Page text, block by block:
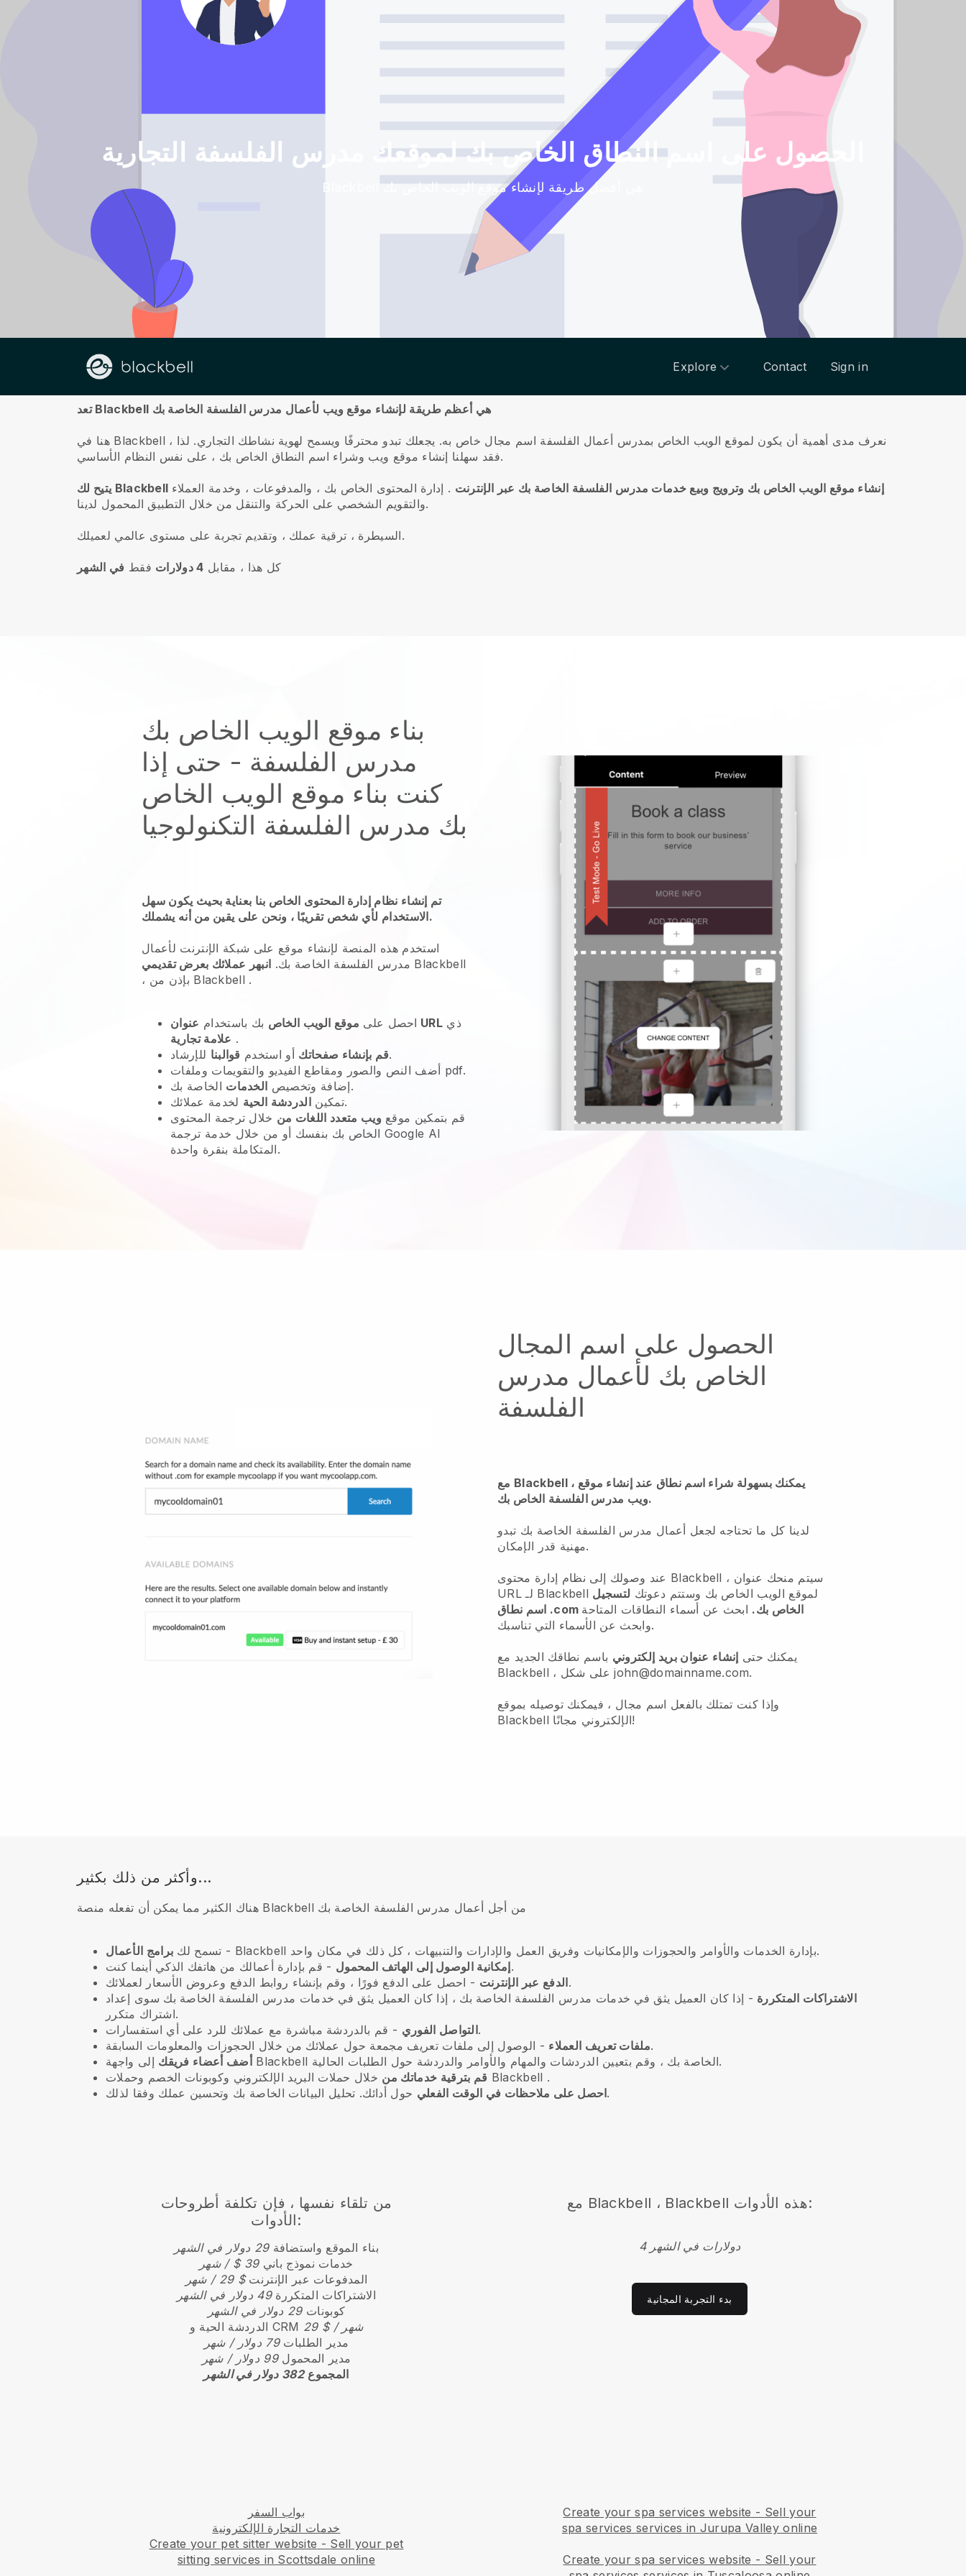
الحصول على اسم النطاق الخاص بك لموقعك مدرس الفلسفة التجارية
Blackbell هي أفضل طريقة لإنشاء موقع الويب الخاص بك
Explore Contact Sign in
معلومات عنا
تعد Blackbell هي أعظم طريقة لإنشاء موقع ويب لأعمال مدرس الفلسفة الخاصة بك
هنا في Blackbell نعرف مدى أهمية أن يكون لموقع الويب الخاص بمدرس أعمال الفلسفة اسم مجال خاص به. يجعلك تبدو محترفًا ويسمح لهوية نشاطك التجاري. لذا ،
فقد سهلنا إنشاء موقع ويب وشراء اسم النطاق الخاص بك ، على نفس النظام الأساسي.
يتيح لك Blackbell إنشاء موقع الويب الخاص بك وترويج وبيع خدمات مدرس الفلسفة الخاصة بك عبر الإنترنت . إدارة المحتوى الخاص بك ، والمدفوعات ، وخدمة العملاء
والتقويم الشخصي على الحركة والتنقل من خلال التطبيق المحمول لدينا.
السيطرة ، ترقية عملك ، وتقديم تجربة على مستوى عالمي لعميلك.
كل هذا ، مقابل 4 دولارات فقط في الشهر
بناء موقع الويب الخاص بك
مدرس الفلسفة - حتى إذا
كنت بناء موقع الويب الخاص
بك مدرس الفلسفة التكنولوجيا
تم إنشاء نظام إدارة المحتوى الخاص بنا بعناية بحيث يكون سهل
الاستخدام لأي شخص تقريبًا ، ونحن على يقين من أنه يشملك.
استخدم هذه المنصة لإنشاء موقع على شبكة الإنترنت لأعمال
مدرس الفلسفة الخاصة بك. انبهر عملائك بعرض تقديمي
Blackbell
Blackbell .
احصل على موقع الويب الخاص بك باستخدام عنوان URL ذي
علامة تجارية .
قم بإنشاء صفحاتك أو استخدم قوالبنا
للإرشاد.
أضف النص والصور ومقاطع الفيديو والتقويمات وملفات pdf.
إضافة وتخصيص الخدمات
الخاصة بك.
تمكين الدردشة الحية
لخدمة عملائك.
قم بتمكين موقع ويب متعدد اللغات من خلال ترجمة المحتوى
الخاص بك بنفسك أو من خلال خدمة ترجمة Google AI
المتكاملة بنقرة واحدة.
الحصول على اسم المجال
الخاص بك لأعمال مدرس
الفلسفة
مع Blackbell ، يمكنك بسهولة شراء اسم نطاق عند إنشاء موقع
ويب مدرس الفلسفة الخاص بك.
لدينا كل ما تحتاجه لجعل أعمال مدرس الفلسفة الخاصة بك تبدو
مهنية قدر الإمكان.
عند وصولك إلى نظام إدارة محتوى Blackbell ، سيتم منحك عنوان
URL لـ Blackbell لموقع الويب الخاص بك وستتم دعوتك لتسجيل
اسم نطاق .com الخاص بك. ابحث عن أسماء النطاقات المتاحة
وابحث عن الأسماء التي تناسبك.
يمكنك حتى إنشاء عنوان بريد إلكتروني باسم نطاقك الجديد مع
Blackbell ، على شكل john@domainname.com.
وإذا كنت تمتلك بالفعل اسم مجال ، فيمكنك توصيله بموقع
Blackbell الإلكتروني مجانًا!
وأكثر من ذلك بكثير...
هناك الكثير مما يمكن أن تفعله منصة Blackbell من أجل أعمال مدرس الفلسفة الخاصة بك
تسمح لك برامج الأعمال
- Blackbell بإدارة الخدمات والأوامر والحجوزات والإمكانيات وفريق العمل والإدارات والتنبيهات ، كل ذلك في مكان واحد.
إمكانية الوصول إلى الهاتف المحمول- قم بإدارة أعمالك من هاتفك الذكي أينما كنت.
الدفع عبر الإنترنت- احصل على الدفع فورًا ، وقم بإنشاء روابط الدفع وعروض الأسعار لعملائك.
الاشتراكات المتكررة - إذا كان العميل يثق في خدمات مدرس الفلسفة الخاصة بك ، إذا كان العميل يثق في خدمات مدرس الفلسفة الخاصة بك سوى إعداد
اشتراك متكرر.
التواصل الفوري- قم بالدردشة مباشرة مع عملائك للرد على أي استفسارات.
ملفات تعريف العملاء- الوصول إلى ملفات تعريف مجمعة حول عملائك من خلال الحجوزات والمعلومات السابقة.
أضف أعضاء فريقك
إلى واجهة Blackbell الخاصة بك ، وقم بتعيين الدردشات والمهام والأوامر والدردشة حول الطلبات الحالية.
قم بترقية خدماتك من Blackbell .
احصل على ملاحظات في الوقت الفعليحول أدائك. تحليل البيانات الخاصة بك وتحسين عملك وفقا لذلك.
من تلقاء نفسها ، فإن تكلفة أطروحات
الأدوات:
بناء الموقع واستضافة29 دولار في الشهر
خدمات نموذج باني39 $ / شهر
المدفوعات عبر الإنترنت$ 29 / شهر
الاشتراكات المتكررة49 دولار في الشهر
كوبونات29 دولار في الشهر
الدردشة الحية و CRM
29 $ / شهر
مدير الطلبات79 دولار / شهر
مدير المحمول99 دولار / شهر
المجموع 382 دولار في الشهر
Blackbell ، Blackbell هذه الأدوات:
4 دولارات في الشهر
بدء التجربة المجانية
بواب السفر
خدمات التجارة الإلكترونية
Create your pet sitter website - Sell your pet
sitting services in Scottsdale online
Create your spa services website - Sell your
spa services services in Jurupa Valley online
Create your spa services website - Sell your